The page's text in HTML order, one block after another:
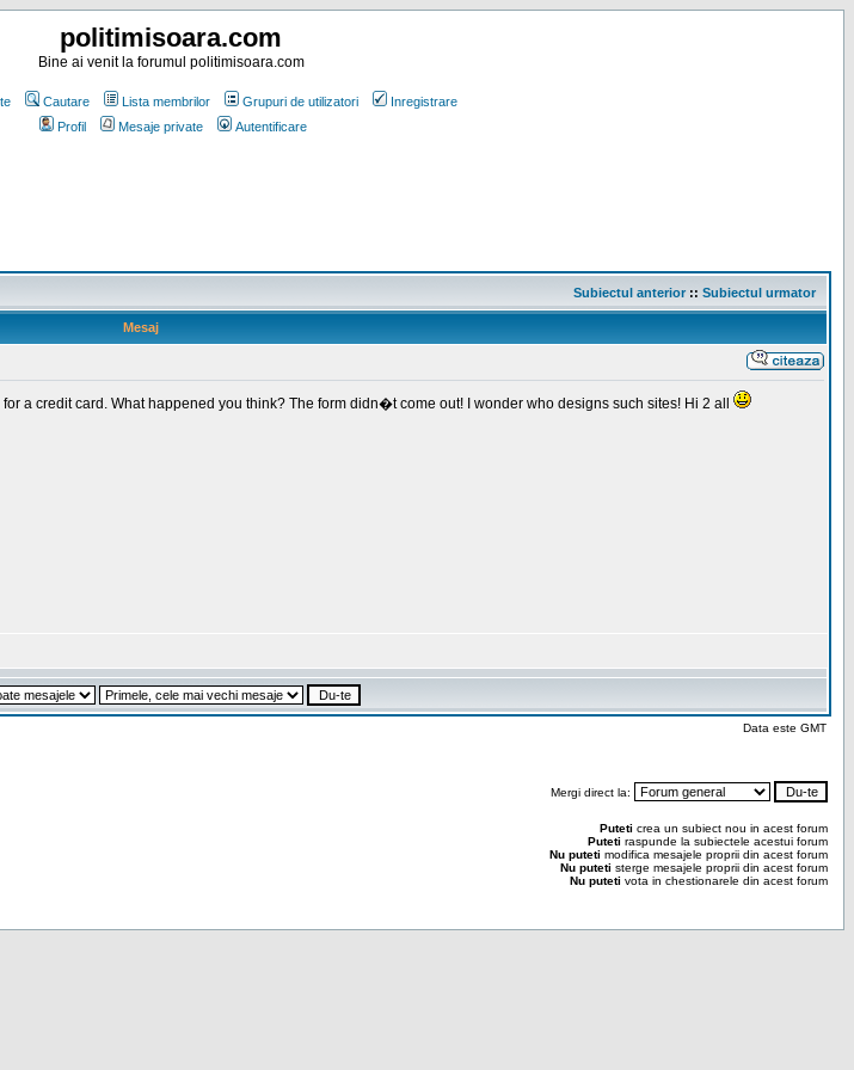
politimisoara.com
Bine ai venit la forumul politimisoara.com
Cautare Lista membrilor Grupuri de utilizatori
Inregistrare
Profil
Mesaje private Autentificare
Subiectul anterior:: Subiectul urmator
Mesaj
a credit card. What happened you think? The form didn�t come out! I wonder who designs such sites! Hi 2 all
Data este GMT
Mergi direct la:
Puteti crea un subiect nou in acest forum
Puteti raspunde la subiectele acestui forum
Nu puteti modifica mesajele proprii din acest forum
Nu puteti sterge mesajele proprii din acest forum
Nu puteti vota in chestionarele din acest forum